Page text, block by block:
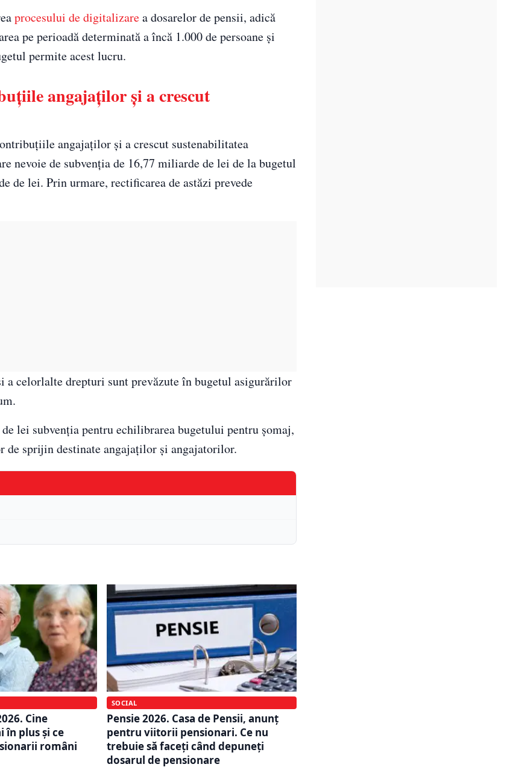
procesului de digitalizarea dosarelor de pensii, adică
pe perioadă determinată a încă 1.000 de persoane și
permite acest lucru.
angajaților și a crescut
angajaților și a crescut sustenabilitatea
nevoie de subvenția de 16,77 miliarde de lei de la bugetul
de lei. Prin urmare, rectificarea de astăzi prevede
a celorlalte drepturi sunt prevăzute în bugetul asigurărilor
lei subvenția pentru echilibrarea bugetului pentru șomaj,
de sprijin destinate angajaților și angajatorilor.
Cine
în plus și ce
români
SOCIAL
Pensie 2026. Casa de Pensii, anunț
pentru viitorii pensionari. Ce nu
trebuie să faceți când depuneți
dosarul de pensionare